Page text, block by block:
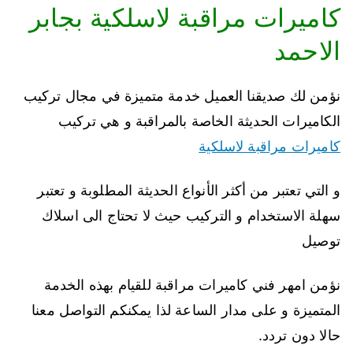
كاميرات مراقبة لاسلكية بجابر
الاحمد
نؤمن لك صديقنا العميل خدمة متميزة في مجال تركيب
الكاميرات الحديثة الخاصة بالمراقبة و هي تركيب
كاميرات مراقبة لاسلكية
و التي تعتبر من أكثر الأنواع الحديثة المطلوبة و تعتبر
سهلة الاستخدام و التركيب حيث لا تحتاج الى اسلاك
توصيل
نؤمن امهر فني كاميرات مراقبة للقيام بهذه الخدمة
المتميزة و على مدار الساعة لذا يمكنكم التواصل معنا
حالا دون تردد.